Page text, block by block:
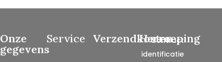
Onze
gegevens
Service Verzendkosten
Herroeping
Contract
identificatie